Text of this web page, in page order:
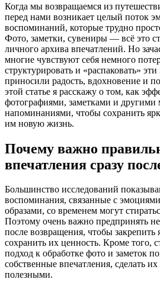
Когда мы возвращаемся из
перед нами возникает целый поток
воспоминаний, которые трудно
Фото, заметки, сувениры — всё это
личного архива впечатлений. Но
многие чувствуют себя немного
структурировать и «распаковать»
приносили радость, вдохновение и
этой статье я расскажу о том, как
фотографиями, заметками и другими
напоминаниями, чтобы сохранить
им новую жизнь.
Почему важно
впечатления сразу
Большинство исследований
воспоминания, связанные с
образами, со временем могут
Поэтому очень важно предпринять
после возвращения, чтобы
сохранить их ценность. Кроме того,
подход к обработке фото и заметок
собственные впечатления, сделать
полезными.